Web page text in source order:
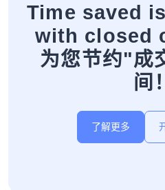
Time saved
with closed
为您节约"成
间！
了解更多